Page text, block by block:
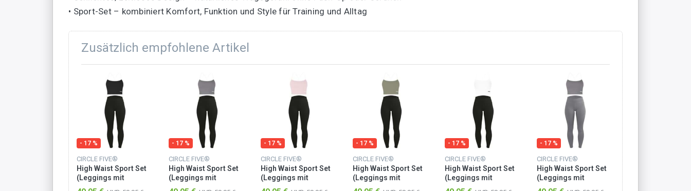
• Sport-Set – kombiniert Komfort, Funktion und Style für Training und Alltag
Zusätzlich empfohlene Artikel
- 17 %
CIRCLE FIVE®
High Waist Sport Set
(Leggings mit
Taschen & Sporttop
- 17 %
CIRCLE FIVE®
High Waist Sport Set
(Leggings mit
Taschen & Sporttop
- 17 %
CIRCLE FIVE®
High Waist Sport Set
(Leggings mit
Taschen & Sporttop
- 17 %
CIRCLE FIVE®
High Waist Sport Set
(Leggings mit
Taschen & Sporttop
- 17 %
CIRCLE FIVE®
High Waist Sport Set
(Leggings mit
Taschen & Sporttop
- 17 %
CIRCLE FIVE®
High Waist Sport Set
(Leggings mit
Taschen & Sporttop